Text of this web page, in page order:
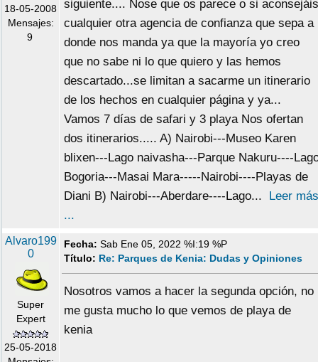
18-05-2008
Mensajes:
9
siguiente.... Nose que os parece o si aconsejáis
cualquier otra agencia de confianza que sepa a
donde nos manda ya que la mayoría yo creo
que no sabe ni lo que quiero y las hemos
descartado...se limitan a sacarme un itinerario
de los hechos en cualquier página y ya...
Vamos 7 días de safari y 3 playa Nos ofertan
dos itinerarios..... A) Nairobi---Museo Karen
blixen---Lago naivasha---Parque Nakuru----
Bogoria---Masai Mara-----Nairobi----Playas de
Diani B) Nairobi---Aberdare----Lago...
Leer más
...
Alvaro199
0
Super
Expert
25-05-2018
Fecha: Sab Ene 05, 2022 %I:19 %P
Título: Re: Parques de Kenia: Dudas y Opiniones
Nosotros vamos a hacer la segunda opción, no
me gusta mucho lo que vemos de playa de
kenia